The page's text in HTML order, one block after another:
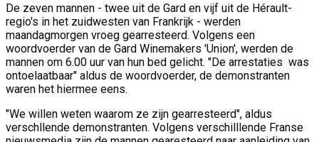
De zeven mannen - twee uit de Gard en vijf uit de Hérault-
regio's in het zuidwesten van Frankrijk - werden
maandagmorgen vroeg gearresteerd. Volgens een
woordvoerder van de Gard Winemakers 'Union', werden de
mannen om 6.00 uur van hun bed gelicht. "De arrestaties was
ontoelaatbaar" aldus de woordvoerder, de demonstranten
waren het hiermee eens.
"We willen weten waarom ze zijn gearresteerd", aldus
verschllende demonstranten. Volgens verschilllende Franse